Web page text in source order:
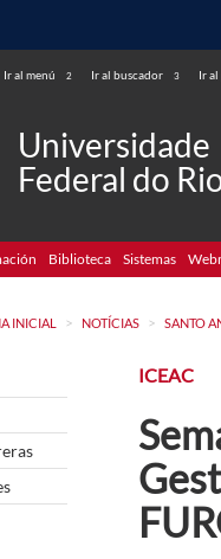
Ir al menú 2 Ir al buscador 3 Ir al
Universidade
Federal do
Biblioteca Sistemas
INICIAL > NOTÍCIAS > SANTO
ICEAC